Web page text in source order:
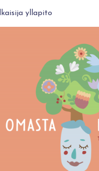
yllapito